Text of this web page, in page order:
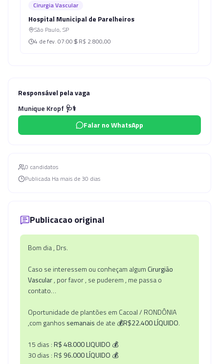
Cirurgia Vascular
Hospital Municipal de Parelheiros
São Paulo, SP
4 de fev. 07:00 R$ 2.800,00
Responsável pela vaga
Munique Kropf 🩺⚕️
Falar no WhatsApp
0 candidatos
Publicada Ha mais de 30 dias
Publicacao original
Bom dia , Drs.
Caso se interessem ou conheçam algumCirurgião
Vascular, por favor , se puderem , me passa o
contato…
Oportunidade de plantões em Cacoal / RONDÔNIA
,com ganhos semanais de ate 💰R$22.400LÍQUIDO.
15 dias :R$ 48.000LIQUIDO 💰
30 dias : R$ 96.000LÍQUIDO 💰